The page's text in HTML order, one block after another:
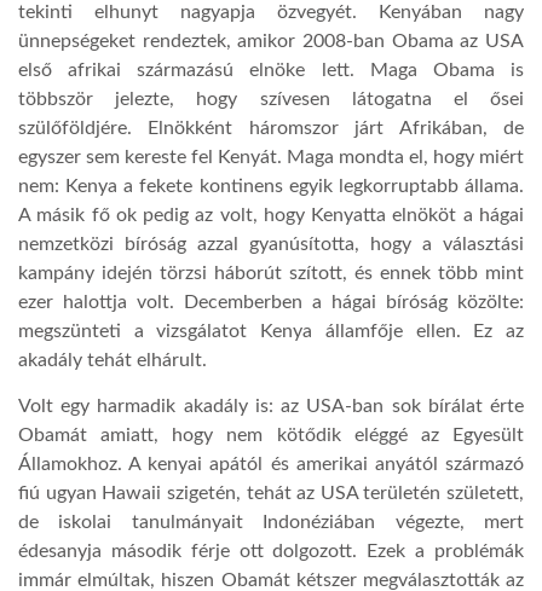
LINKTR.EE
GLOBOZSARU
DOBRAVERO.HU
LATIMO.HU
GLOBOBOOK
tekinti elhunyt nagyapja özvegyét. Kenyában nagy
ünnepségeket rendeztek, amikor 2008-ban Obama az USA
első afrikai származású elnöke lett. Maga Obama is
többször jelezte, hogy szívesen látogatna el ősei
szülőföldjére. Elnökként háromszor járt Afrikában, de
egyszer sem kereste fel Kenyát. Maga mondta el, hogy miért
nem: Kenya a fekete kontinens egyik legkorruptabb állama.
A másik fő ok pedig az volt, hogy Kenyatta elnököt a hágai
nemzetközi bíróság azzal gyanúsította, hogy a választási
kampány idején törzsi háborút szított, és ennek több mint
ezer halottja volt. Decemberben a hágai bíróság közölte:
megszünteti a vizsgálatot Kenya államfője ellen. Ez az
akadály tehát elhárult.
Volt egy harmadik akadály is: az USA-ban sok bírálat érte
Obamát amiatt, hogy nem kötődik eléggé az Egyesült
Államokhoz. A kenyai apától és amerikai anyától származó
fiú ugyan Hawaii szigetén, tehát az USA területén született,
de iskolai tanulmányait Indonéziában végezte, mert
édesanyja második férje ott dolgozott. Ezek a problémák
immár elmúltak, hiszen Obamát kétszer megválasztották az